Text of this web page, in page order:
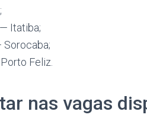
Itatiba;
Feliz.
nas vagas